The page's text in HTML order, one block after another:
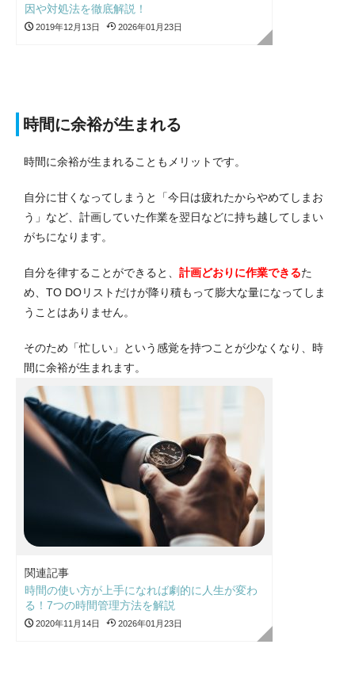
因や対処法を徹底解説！
2019年12月13日 2026年01月23日
時間に余裕が生まれる
時間に余裕が生まれることもメリットです。
自分に甘くなってしまうと「今日は疲れたからやめてしまお
う」など、計画していた作業を翌日などに持ち越してしまい
がちになります。
自分を律することができると、 計画どおりに作業できるた
め、TO DOリストだけが降り積もって膨大な量になってしま
うことはありません。
そのため「忙しい」という感覚を持つことが少なくなり、時
間に余裕が生まれます。
関連記事
時間の使い方が上手になれば劇的に人生が変わ
る！7つの時間管理方法を解説
2020年11月14日 2026年01月23日